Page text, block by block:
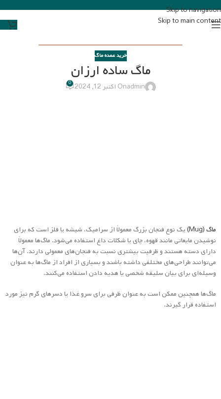
Skip to navigation
Skip to main content
خرید عمده ماگ
ماگ ساده ارزان
adminOn اکتبر 12, 2024 0
ماگ (Mug)
یک نوع فنجان بزرگ معمولاً از سرامیک، شیشه یا فلز است که برای
نوشیدن مایعاتی مانند قهوه، چای یا شکلات داغ استفاده می‌شود. ماگ‌ها معمولاً
دارای دسته هستند و ظرفیت بیشتری نسبت به فنجان‌های معمولی دارند. آن‌ها
می‌توانند طراحی‌های مختلفی داشته باشند و بسیاری از افراد از ماگ‌ها به عنوان
وسیله‌ای برای بیان سلیقه شخصی یا هدیه دادن استفاده می‌کنند.
ماگ‌ها همچنین ممکن است به عنوان ظرفی برای سرو غذا یا دسرهای گرم نیز مورد
استفاده قرار گیرند.